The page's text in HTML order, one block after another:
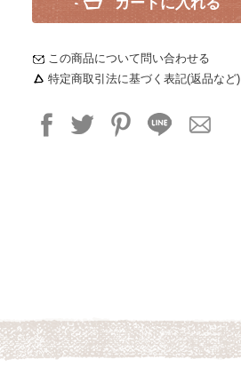
この商品について問い合わせる
特定商取引法に基づく表記(返品など)